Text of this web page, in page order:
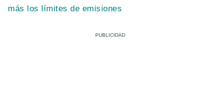
más los límites de emisiones